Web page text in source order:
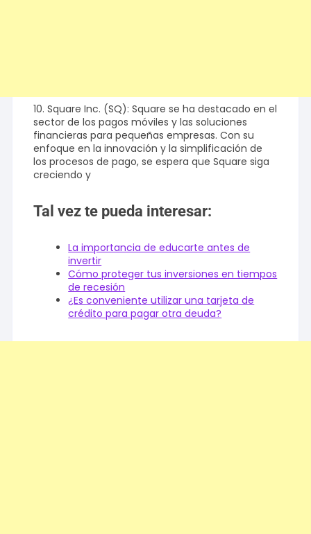
10. Square Inc. (SQ): Square se ha destacado en el
sector de los pagos móviles y las soluciones
financieras para pequeñas empresas. Con su
enfoque en la innovación y la simplificación de
los procesos de pago, se espera que Square siga
creciendo y
Tal vez te pueda interesar:
La importancia de educarte antes de
invertir
Cómo proteger tus inversiones en tiempos
de recesión
¿Es conveniente utilizar una tarjeta de
crédito para pagar otra deuda?